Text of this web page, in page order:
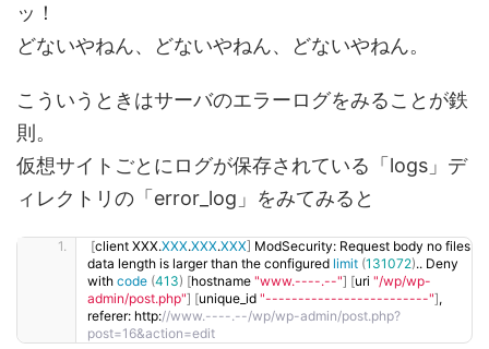
ッ！
どないやねん、どないやねん、どないやねん。
こういうときはサーバのエラーログをみることが鉄
則。
仮想サイトごとにログが保存されている「logs」デ
ィレクトリの「error_log」をみてみると
[client XXX.XXX.XXX.XXX] ModSecurity: Request body no files
data length is larger than the configured limit (131072).. Deny
with code (413) [hostname "www.----.--"] [uri "/wp/wp-
admin/post.php"] [unique_id "-------------------------"],
referer: http://www.----.--/wp/wp-admin/post.php?
post=16&action=edit